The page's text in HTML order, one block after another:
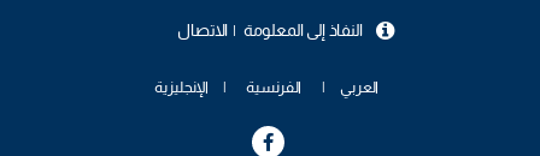
الاتصال النفاذ إلى المعلومة
العربي الفرنسية الإنجليزية